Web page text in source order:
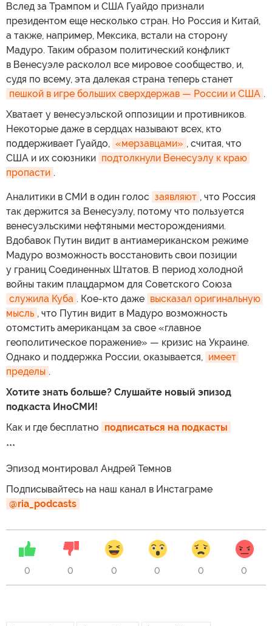
Вслед за Трампом и США Гуайдо признали
президентом еще несколько стран. Но Россия и Китай,
а также, например, Мексика, встали на сторону
Мадуро. Таким образом политический конфликт
в Венесуэле расколол все мировое сообщество, и,
судя по всему, эта далекая страна теперь станет
пешкой в игре больших сверхдержав — России и США .
Хватает у венесуэльской оппозиции и противников.
Некоторые даже в сердцах называют всех, кто
поддерживает Гуайдо, «мерзавцами» , считая, что
США и их союзники подтолкнули Венесуэлу к краю
пропасти .
Аналитики в СМИ в один голос заявляют , что Россия
так держится за Венесуэлу, потому что пользуется
венесуэльскими нефтяными месторождениями.
Вдобавок Путин видит в антиамериканском режиме
Мадуро возможность восстановить свои позиции
у границ Соединенных Штатов. В период холодной
войны таким плацдармом для Советского Союза
служила Куба . Кое-кто даже высказал оригинальную
мысль , что Путин видит в Мадуро возможность
отомстить американцам за свое «главное
геополитическое поражение» — кризис на Украине.
Однако и поддержка России, оказывается, имеет
пределы .
Хотите знать больше? Слушайте новый эпизод
подкаста ИноСМИ!
Как и где бесплатно подписаться на подкасты
***
Эпизод монтировал Андрей Темнов
Подписывайтесь на наш канал в Инстаграме
@ria_podcasts
0 0 0 0 0 0